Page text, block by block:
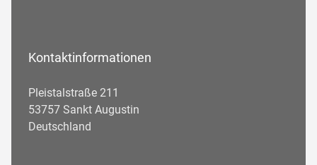
Kontaktinformationen
Pleistalstraße 211
53757 Sankt Augustin
Deutschland